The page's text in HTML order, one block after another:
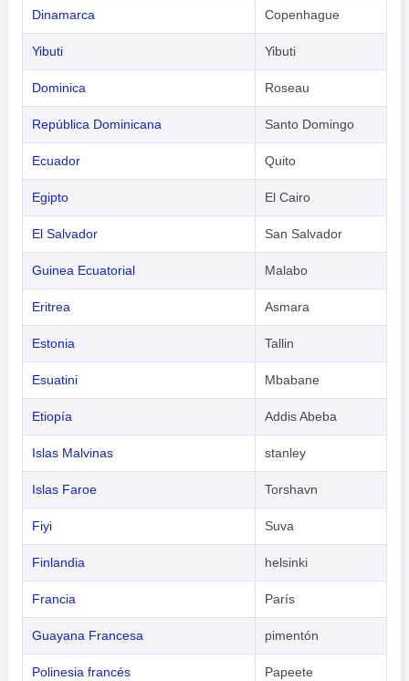
Dinamarca Copenhague
Yibuti Yibuti
Dominica Roseau
República Dominicana Santo Domingo
Ecuador Quito
Egipto El Cairo
El Salvador San Salvador
Guinea Ecuatorial Malabo
Eritrea Asmara
Estonia Tallin
Esuatini Mbabane
Etiopía Addis Abeba
Islas Malvinas stanley
Islas Faroe Torshavn
Fiyi Suva
Finlandia helsinki
Francia París
Guayana Francesa pimentón
Polinesia francés Papeete